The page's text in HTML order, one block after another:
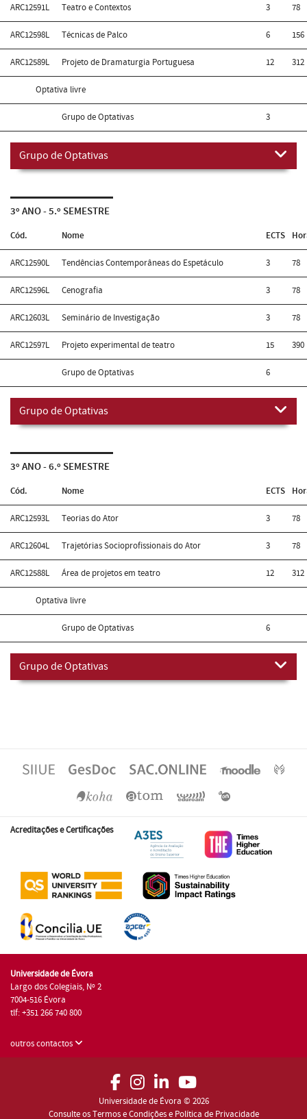
ARC12591L Teatro e Contextos 3 78
ARC12598L Técnicas de Palco 6 156
ARC12589L Projeto de Dramaturgia Portuguesa 12 312
Optativa livre
Grupo de Optativas 3
Grupo de Optativas
3º ANO - 5.º SEMESTRE
Cód. Nome ECTS
ARC12590L Tendências Contemporâneas do Espetáculo 3 78
ARC12596L Cenografia 3 78
ARC12603L Seminário de Investigação 3 78
ARC12597L Projeto experimental de teatro 15 390
Grupo de Optativas 6
Grupo de Optativas
3º ANO - 6.º SEMESTRE
Cód. Nome ECTS
ARC12593L Teorias do Ator 3 78
ARC12604L Trajetórias Socioprofissionais do Ator 3 78
ARC12588L Área de projetos em teatro 12 312
Optativa livre
Grupo de Optativas 6
Grupo de Optativas
Acreditações e Certificações
Universidade de Évora
Largo dos Colegiais, Nº 2
7004-516 Évora
tlf: +351 266 740 800
outros contactos
Universidade de Évora © 2026
Consulte os Termos e Condições e Política de Privacidade